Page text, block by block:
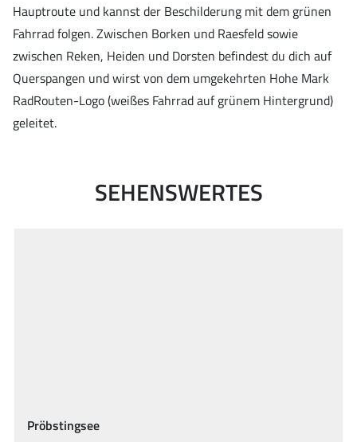
Hauptroute und kannst der Beschilderung mit dem grünen
Fahrrad folgen. Zwischen Borken und Raesfeld sowie
zwischen Reken, Heiden und Dorsten befindest du dich auf
Querspangen und wirst von dem umgekehrten Hohe Mark
RadRouten-Logo (weißes Fahrrad auf grünem Hintergrund)
geleitet.
SEHENSWERTES
Wasserburg Gemen